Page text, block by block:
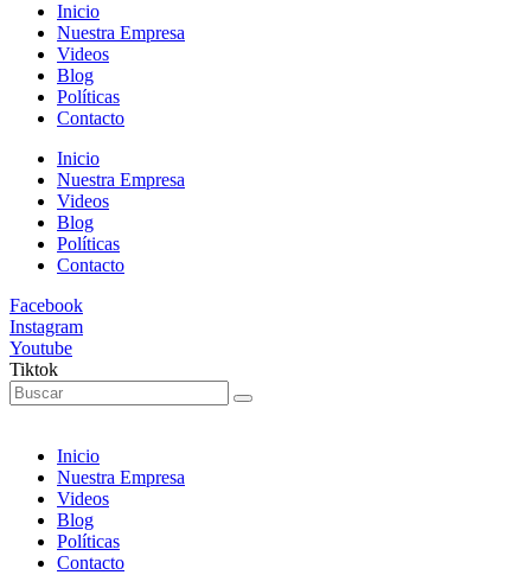
Inicio
Nuestra Empresa
Videos
Blog
Políticas
Contacto
Inicio
Nuestra Empresa
Videos
Blog
Políticas
Contacto
Facebook
Instagram
Youtube
Tiktok
Inicio
Nuestra Empresa
Videos
Blog
Políticas
Contacto